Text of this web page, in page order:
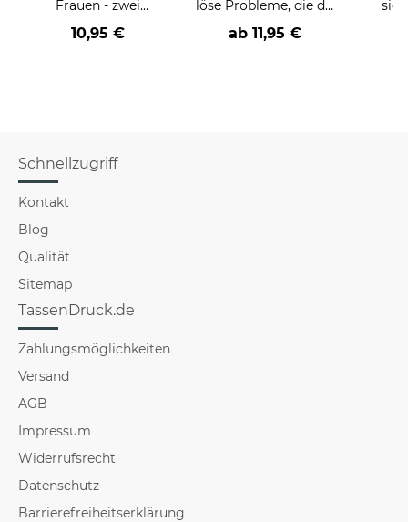
Frauen - zwei
Farbvarianten
10,95 €
löse Probleme, die du
nicht verstehst -
verschiedene Berufe
ab 11,95 €
Schnellzugriff
Kontakt
Blog
Qualität
Sitemap
TassenDruck.de
Zahlungsmöglichkeiten
Versand
AGB
Impressum
Widerrufsrecht
Datenschutz
Barrierefreiheitserklärung